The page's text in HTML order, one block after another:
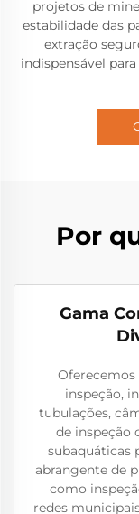
projetos de
estabilidade das
extração
indispensável
Por
Gama
inspeção,
tubulações,
de inspeção
subaquáticas
abrangente de
como
redes